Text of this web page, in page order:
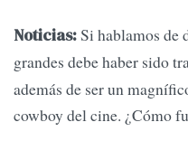
Noticias:Si hablamos de
grandes debe haber sido
además de ser un
cowboy del cine. ¿Cómo